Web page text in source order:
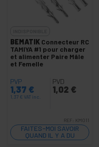
BEMATIK Connecteur RC
TAMIYA #1 pour charger
et alimenter Paire Mâle
et Femelle
PVP
1,37 €
1,37 € VAT inc.
PVD
1,02 €
REF: KM011
FAITES-MOI SAVOIR
QUAND IL Y A DU
STOCK